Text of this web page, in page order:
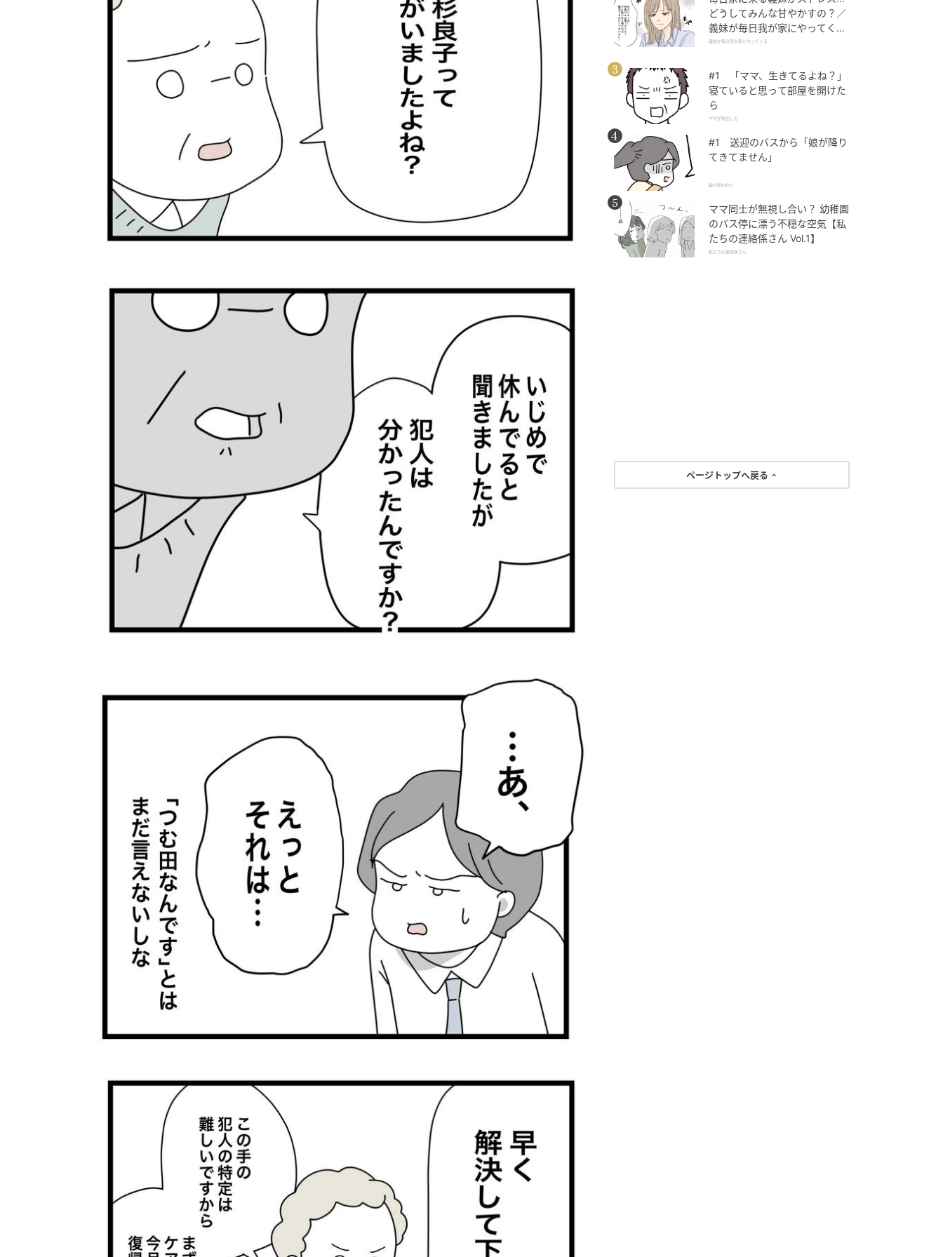
どうしてみんな甘やかすの？／
義妹が毎日我が家にやってくる
（1）【義父母がシンドイんで
義妹が毎日我が家にやってくる
#1 「ママ、生きてるよね？」
寝ていると思って部屋を開けた
ら
ママが家出した
#1 送迎のバスから「娘が降り
てきてません」
娘が拐われた
ママ同士が無視し合い？ 幼稚園
のバス停に漂う不穏な空気【私
たちの連絡係さん Vol.1】
私たちの連絡係さん
ページトップへ戻る